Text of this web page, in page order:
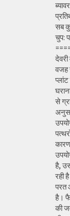
सब
चुप:
वजह
से
है,
रही
परत
है।
की